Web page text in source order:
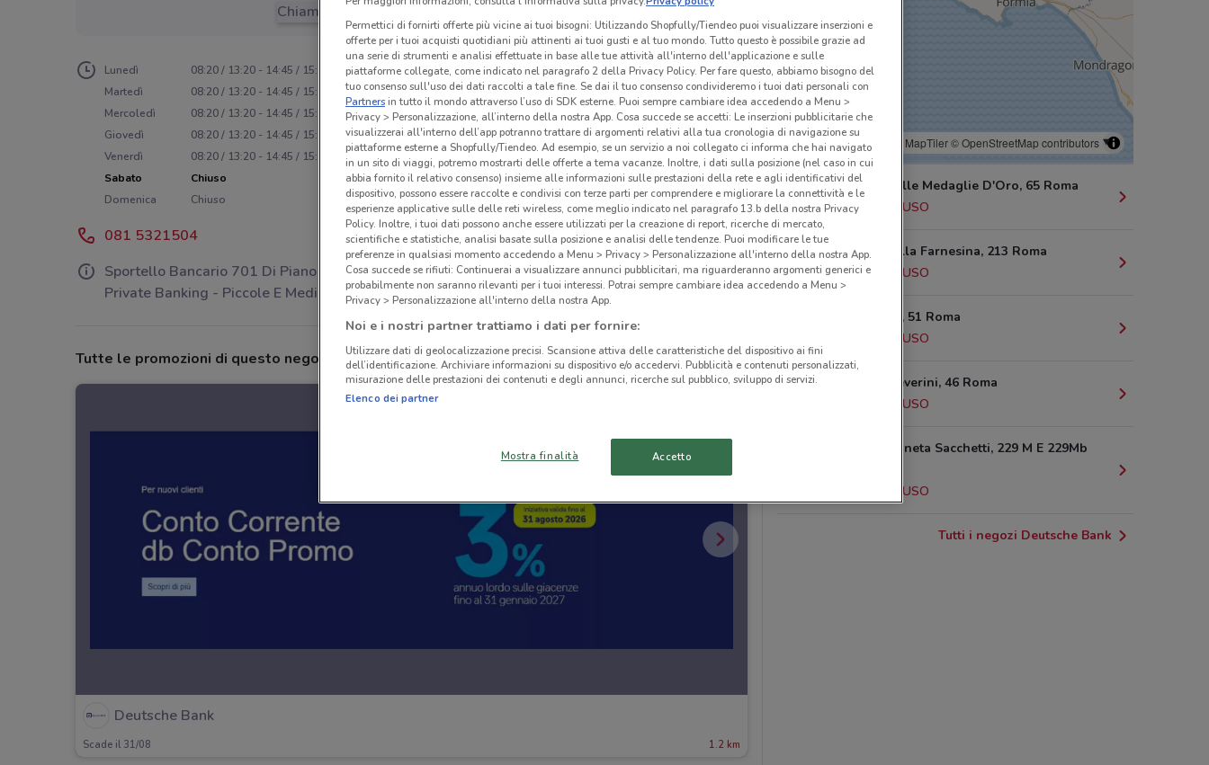
Chiama il negozio
Lunedì
08:20 / 13:20 - 14:45 / 15:45
Martedì
08:20 / 13:20 - 14:45 / 15:45
Mercoledì
08:20 / 13:20 - 14:45 / 15:45
Giovedì
08:20 / 13:20 - 14:45 / 15:45
Venerdì
08:20 / 13:20 - 14:45 / 15:45
Sabato
Chiuso
Domenica
Chiuso
081 5321504
Sportello Bancario 701 Di Piano Di Sorrento -
Private Banking - Piccole E Medie Imprese
Tutte le promozioni di questo negozio
Deutsche Bank
Scade il 31/08 1.2 km
© MapTiler© OpenStreetMap contributors
Piazzale Delle Medaglie D'Oro, 65 Roma
1.2 km
CHIUSO
Via Orti Della Farnesina, 213 Roma
1.5 km
CHIUSO
Via Oslavia, 51 Roma
CHIUSO
Via Villa Severini, 46 Roma
CHIUSO
Via Della Pineta Sacchetti, 229 M E 229Mb
CHIUSO
Tutti i negozi Deutsche Bank
Permettici di fornirti offerte più vicine ai tuoi bisogni: Utilizzando Shopfully/Tiendeo puoi visualizzare inserzioni e
offerte per i tuoi acquisti quotidiani più attinenti ai tuoi gusti e al tuo mondo. Tutto questo è possibile grazie ad
una serie di strumenti e analisi effettuate in base alle tue attività all'interno dell'applicazione e sulle
piattaforme collegate, come indicato nel paragrafo 2 della Privacy Policy. Per fare questo, abbiamo bisogno del
tuo consenso sull'uso dei dati raccolti a tale fine. Se dai il tuo consenso condivideremo i tuoi dati personali con
Partnersin tutto il mondo attraverso l’uso di SDK esterne. Puoi sempre cambiare idea accedendo a Menu >
Privacy > Personalizzazione, all’interno della nostra App. Cosa succede se accetti: Le inserzioni pubblicitarie che
visualizzerai all'interno dell’app potranno trattare di argomenti relativi alla tua cronologia di navigazione su
piattaforme esterne a Shopfully/Tiendeo. Ad esempio, se un servizio a noi collegato ci informa che hai navigato
in un sito di viaggi, potremo mostrarti delle offerte a tema vacanze. Inoltre, i dati sulla posizione (nel caso in cui
abbia fornito il relativo consenso) insieme alle informazioni sulle prestazioni della rete e agli identificativi del
dispositivo, possono essere raccolte e condivisi con terze parti per comprendere e migliorare la connettività e le
esperienze applicative sulle delle reti wireless, come meglio indicato nel paragrafo 13.b della nostra Privacy
Policy. Inoltre, i tuoi dati possono anche essere utilizzati per la creazione di report, ricerche di mercato,
scientifiche e statistiche, analisi basate sulla posizione e analisi delle tendenze. Puoi modificare le tue
preferenze in qualsiasi momento accedendo a Menu > Privacy > Personalizzazione all'interno della nostra App.
Cosa succede se rifiuti: Continuerai a visualizzare annunci pubblicitari, ma riguarderanno argomenti generici e
probabilmente non saranno rilevanti per i tuoi interessi. Potrai sempre cambiare idea accedendo a Menu >
Privacy > Personalizzazione all'interno della nostra App.
Noi e i nostri partner trattiamo i dati per fornire:
Utilizzare dati di geolocalizzazione precisi. Scansione attiva delle caratteristiche del dispositivo ai fini
dell’identificazione. Archiviare informazioni su dispositivo e/o accedervi. Pubblicità e contenuti personalizzati,
misurazione delle prestazioni dei contenuti e degli annunci, ricerche sul pubblico, sviluppo di servizi.
Elenco dei partner
Mostra finalità Accetto